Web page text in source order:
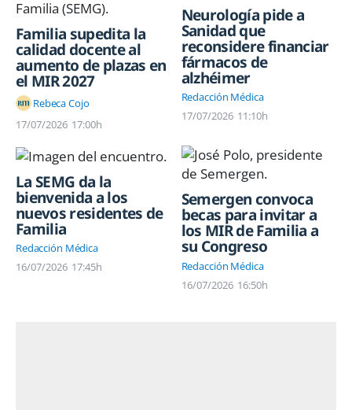
Familia supedita la
calidad docente al
aumento de plazas en
el MIR 2027
Rebeca Cojo
17/07/2026 17:00h
Neurología pide a
Sanidad que
reconsidere financiar
fármacos de
alzhéimer
Redacción Médica
17/07/2026 11:10h
La SEMG da la
bienvenida a los
nuevos residentes de
Familia
Redacción Médica
16/07/2026 17:45h
Semergen convoca
becas para invitar a
los MIR de Familia a
su Congreso
Redacción Médica
16/07/2026 16:50h